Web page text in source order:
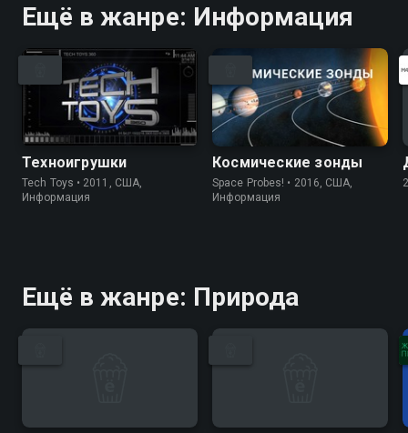
Ещё в жанре: Информация
Техноигрушки
Tech Toys • 2011, США,
Информация
Космические зонды
Space Probes! • 2016, США,
Информация
Ещё в жанре: Природа